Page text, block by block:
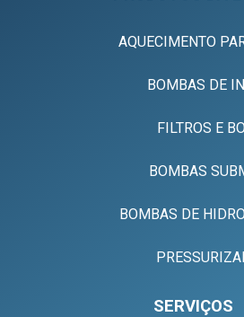
AQUECIMENTO
BOMBAS DE
FILTROS E
BOMBAS
BOMBAS DE
SERVIÇOS